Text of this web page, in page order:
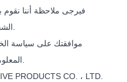
فيرجى ملاحظة أننا نقوم
الشخصية ، إلى الصين ومعالجتها هناك.
موافقتك على سياسة
المعلومات تمثل موافقتك على هذا النقل.